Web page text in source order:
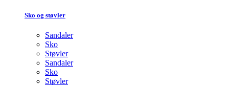
Sko og støvler
Sandaler
Sko
Støvler
Sandaler
Sko
Støvler